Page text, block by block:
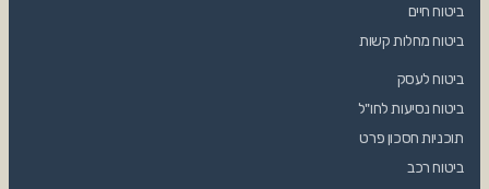
ביטוח חיים
ביטוח מחלות קשות
ביטוח לעסק
ביטוח נסיעות לחו"ל
תוכניות חסכון פרט
ביטוח רכב